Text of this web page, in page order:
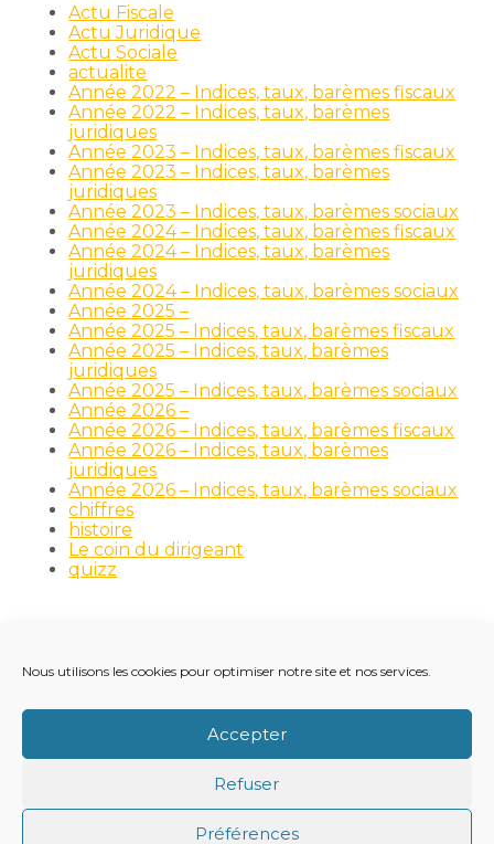
Nous utilisons les cookies pour optimiser notre site et nos services.
Accepter
Refuser
Préférences
Actu Fiscale
Actu Juridique
Actu Sociale
actualite
Année 2022 – Indices, taux, barèmes fiscaux
Année 2022 – Indices, taux, barèmes
juridiques
Année 2023 – Indices, taux, barèmes fiscaux
Année 2023 – Indices, taux, barèmes
juridiques
Année 2023 – Indices, taux, barèmes sociaux
Année 2024 – Indices, taux, barèmes fiscaux
Année 2024 – Indices, taux, barèmes
juridiques
Année 2024 – Indices, taux, barèmes sociaux
Année 2025 –
Année 2025 – Indices, taux, barèmes fiscaux
Année 2025 – Indices, taux, barèmes
juridiques
Année 2025 – Indices, taux, barèmes sociaux
Année 2026 –
Année 2026 – Indices, taux, barèmes fiscaux
Année 2026 – Indices, taux, barèmes
juridiques
Année 2026 – Indices, taux, barèmes sociaux
chiffres
histoire
Le coin du dirigeant
quizz
Principale
RECRUTEMENT
NOTRE ACTUALITÉ
VIE DU CABINET
CONTACT
MENTIONS LÉGALES